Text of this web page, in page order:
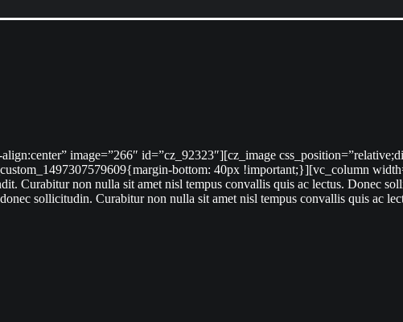
Curabitur non nulla sit amet nisl tempus convallis quis ac lectus. Donec
sollicitudin. Curabitur non nulla sit amet nisl tempus convallis quis ac